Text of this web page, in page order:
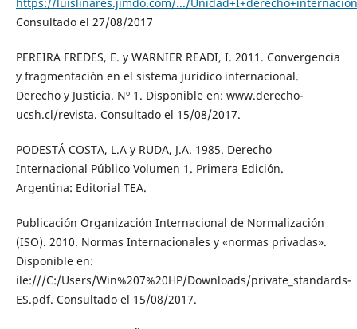
Consultado el 27/08/2017
PEREIRA FREDES, E. y WARNIER READI, I. 2011. Convergencia
y fragmentación en el sistema jurídico internacional.
Derecho y Justicia. Nº 1. Disponible en: www.derecho-
ucsh.cl/revista. Consultado el 15/08/2017.
PODESTÁ COSTA, L.A y RUDA, J.A. 1985. Derecho
Internacional Público Volumen 1. Primera Edición.
Argentina: Editorial TEA.
Publicación Organización Internacional de Normalización
(ISO). 2010. Normas Internacionales y «normas privadas».
Disponible en:
ile:///C:/Users/Win%207%20HP/Downloads/private_standards-
ES.pdf. Consultado el 15/08/2017.